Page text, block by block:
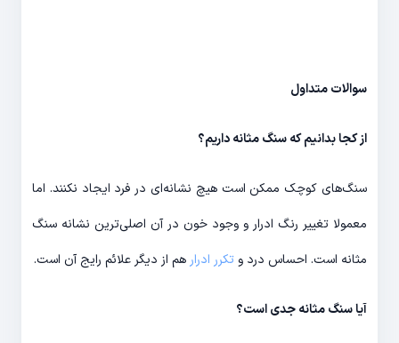
سوالات متداول
از کجا بدانیم که سنگ مثانه داریم؟
سنگ‌های کوچک ممکن است هیچ نشانه‌ای در فرد ایجاد نکنند. اما
معمولا تغییر رنگ ادرار و وجود خون در آن اصلی‌ترین نشانه سنگ
مثانه است. احساس درد و تکرر ادرار هم از دیگر علائم رایج آن است.
آیا سنگ مثانه جدی است؟